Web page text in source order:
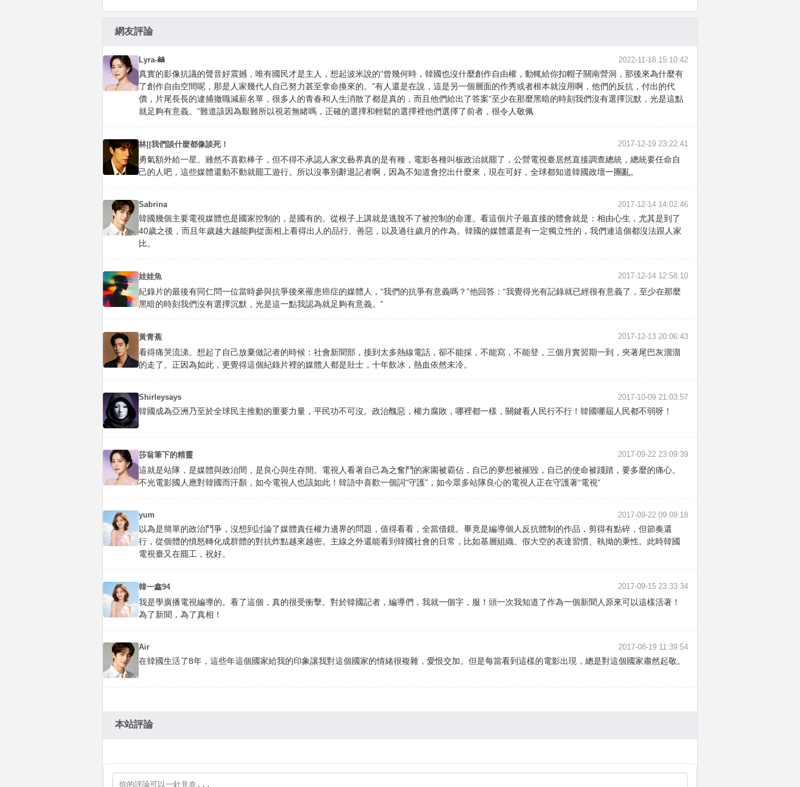
網友評論
Lyra-🦝 2022-11-18 15:10:42
真實的影像抗議的聲音好震撼，唯有國民才是主人，想起波米說的“曾幾何時，韓國也沒什麼創作自由權，動輒給你扣帽子關南營洞，那後來為什麼有
了創作自由空間呢，那是人家幾代人自己努力甚至拿命換來的。”有人還是在說，這是另一個層面的作秀或者根本就沒用啊，他們的反抗，付出的代
價，片尾長長的逮捕撤職減薪名單，很多人的青春和人生消散了都是真的，而且他們給出了答案“至少在那麼黑暗的時刻我們沒有選擇沉默，光是這點
就足夠有意義。”難道該因為艱難所以視若無睹嗎，正確的選擇和輕鬆的選擇裡他們選擇了前者，很令人敬佩
林||我們談什麼都像談死！ 2017-12-19 23:22:41
勇氣額外給一星。雖然不喜歡棒子，但不得不承認人家文藝界真的是有種，電影各種叫板政治就罷了，公營電視臺居然直接調查總統，總統要任命自
己的人吧，這些媒體還動不動就罷工遊行。所以沒事別辭退記者啊，因為不知道會挖出什麼來，現在可好，全球都知道韓國政壇一團亂。
Sabrina 2017-12-14 14:02:46
韓國幾個主要電視媒體也是國家控制的，是國有的。從根子上講就是逃脫不了被控制的命運。看這個片子最直接的體會就是：相由心生，尤其是到了
40歲之後，而且年歲越大越能夠從面相上看得出人的品行、善惡，以及過往歲月的作為。韓國的媒體還是有一定獨立性的，我們連這個都沒法跟人家
比。
娃娃魚 2017-12-14 12:58:10
紀錄片的最後有同仁問一位當時參與抗爭後來罹患癌症的媒體人，“我們的抗爭有意義嗎？”他回答：“我覺得光有記錄就已經很有意義了，至少在那麼
黑暗的時刻我們沒有選擇沉默，光是這一點我認為就足夠有意義。”
黃青蕉 2017-12-13 20:06:43
看得痛哭流涕。想起了自己放棄做記者的時候：社會新聞部，接到太多熱線電話，卻不能採，不能寫，不能登，三個月實習期一到，夾著尾巴灰溜溜
的走了。正因為如此，更覺得這個紀錄片裡的媒體人都是壯士，十年飲冰，熱血依然未冷。
Shirleysays 2017-10-09 21:03:57
韓國成為亞洲乃至於全球民主推動的重要力量，平民功不可沒。政治醜惡，權力腐敗，哪裡都一樣，關鍵看人民行不行！韓國哪屆人民都不弱呀！
莎翁筆下的精靈 2017-09-22 23:09:39
這就是站隊，是媒體與政治間，是良心與生存間。電視人看著自己為之奮鬥的家園被霸佔，自己的夢想被摧毀，自己的使命被踐踏，要多麼的痛心。
不光電影國人應對韓國而汗顏，如今電視人也該如此！韓語中喜歡一個詞“守護”，如今眾多站隊良心的電視人正在守護著“電視“
yum 2017-09-22 09:09:18
以為是簡單的政治鬥爭，沒想到討論了媒體責任權力邊界的問題，值得看看，全當借鏡。畢竟是編導個人反抗體制的作品，剪得有點碎，但節奏還
行，從個體的憤怒轉化成群體的對抗炸點越來越密。主線之外還能看到韓國社會的日常，比如基層組織、假大空的表達習慣、執拗的秉性。此時韓國
電視臺又在罷工，祝好。
韓一鑫94 2017-09-15 23:33:34
我是學廣播電視編導的。看了這個，真的很受衝擊。對於韓國記者，編導們，我就一個字，服！頭一次我知道了作為一個新聞人原來可以這樣活著！
為了新聞，為了真相！
Air 2017-08-19 11:39:54
在韓國生活了8年，這些年這個國家給我的印象讓我對這個國家的情緒很複雜，愛恨交加。但是每當看到這樣的電影出現，總是對這個國家肅然起敬。
本站評論